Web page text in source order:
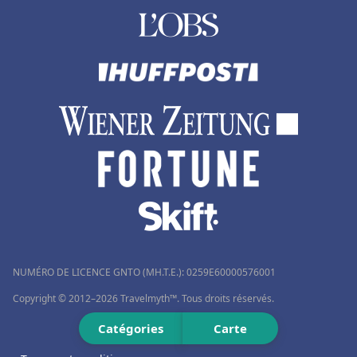
Catégories Carte
NUMÉRO DE LICENCE GNTO (MH.T.E.): 0259Ε60000576001
Copyright © 2012–2026 Travelmyth™. Tous droits réservés.